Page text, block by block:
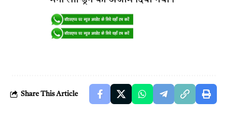
Share This Article